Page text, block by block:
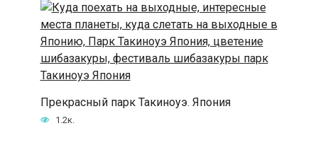
Прекрасный парк Такиноуэ. Япония
1.2к.